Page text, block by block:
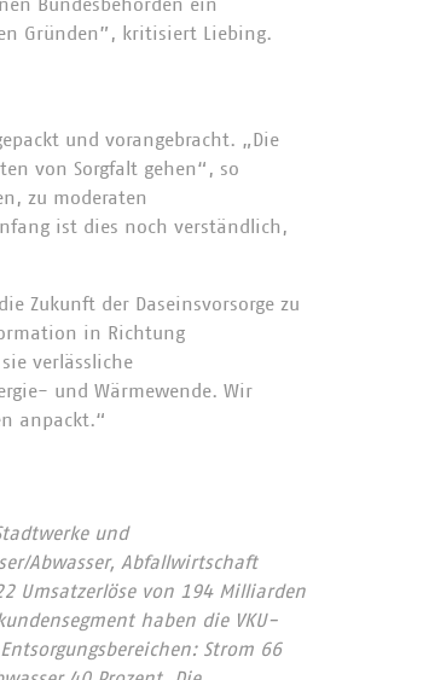
Bundesbehörden ein
Gründen”, kritisiert Liebing.
und vorangebracht. „Die
von Sorgfalt gehen“, so
zu moderaten
ist dies noch verständlich,
Zukunft der Daseinsvorsorge zu
in Richtung
verlässliche
und Wärmewende. Wir
anpackt.“
und
Abwasser, Abfallwirtschaft
Umsatzerlöse von 194 Milliarden
haben die VKU-
Strom 66